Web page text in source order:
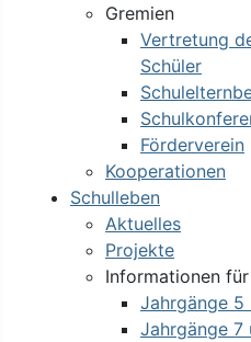
Gremien
Vertretung
Schüler
Förderverein
Kooperationen
Schulleben
Aktuelles
Projekte
Informationen
Jahrgänge 5
Jahrgänge 7